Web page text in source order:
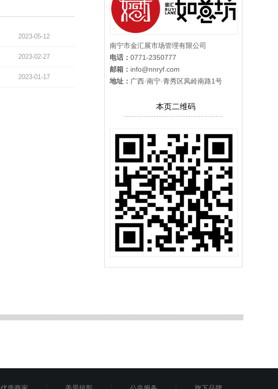
2023-05-12
2023-02-27
2023-01-17
山作物
南宁市金汇展市场管理有限公司
电话： 0771-2350777
邮箱： info@nnryf.com
地址： 广西·南宁·青秀区凤岭南路1号
本页二维码